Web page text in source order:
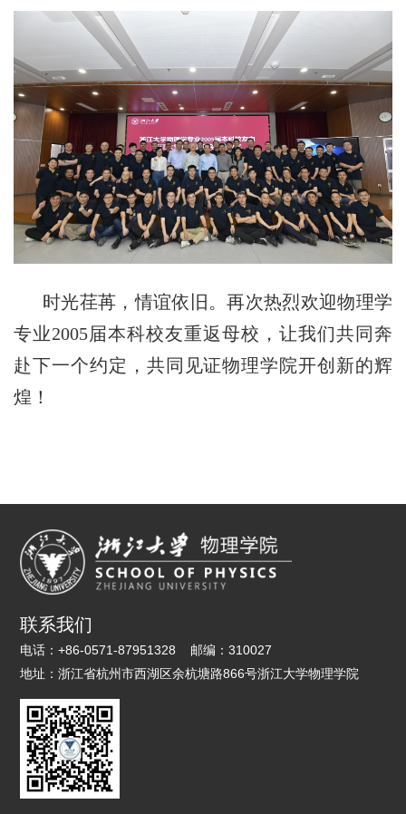
时光荏苒，情谊依旧。再次热烈欢迎物理学
专业2005届本科校友重返母校， 让我们共同奔
赴下一个约定， 共同 见证物理学院开创 新的辉
煌 ！
联系我们
电话：+86-0571-87951328 邮编：310027
地址：浙江省杭州市西湖区余杭塘路866号浙江大学物理学院